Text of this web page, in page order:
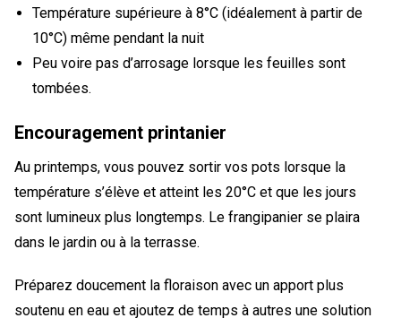
Température supérieure à 8°C (idéalement à partir de
10°C) même pendant la nuit
Peu voire pas d’arrosage lorsque les feuilles sont
tombées.
Encouragement printanier
Au printemps, vous pouvez sortir vos pots lorsque la
température s’élève et atteint les 20°C et que les jours
sont lumineux plus longtemps. Le frangipanier se plaira
dans le jardin ou à la terrasse.
Préparez doucement la floraison avec un apport plus
soutenu en eau et ajoutez de temps à autres une solution